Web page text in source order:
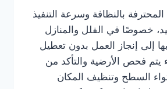
بالنظافة وسرعة التنفيذ
خصوصًا في الفلل والمنازل
إلى إنجاز العمل بدون تعطيل
يتم فحص الأرضية والتأكد من
السطح وتنظيف المكان